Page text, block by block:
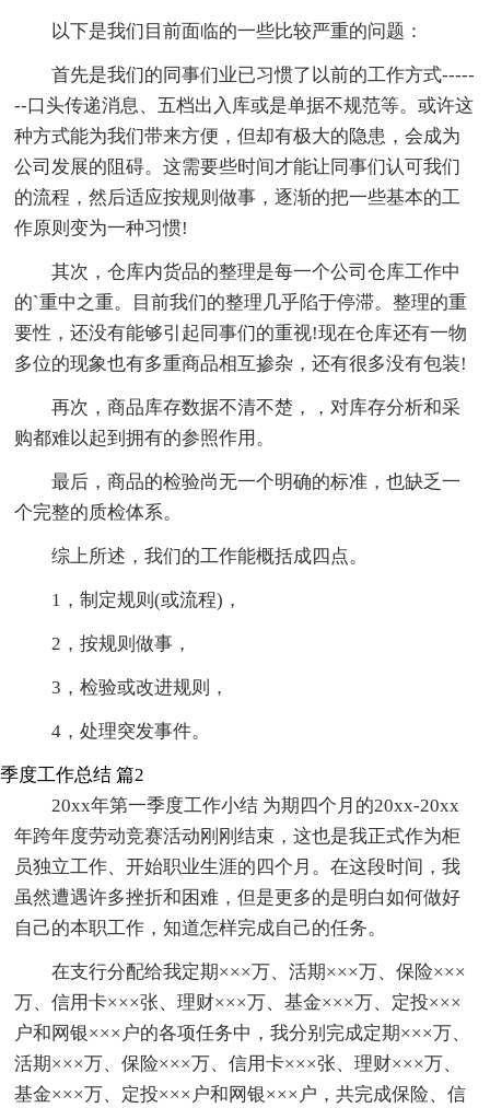
以下是我们目前面临的一些比较严重的问题：
首先是我们的同事们业已习惯了以前的工作方式-----
--口头传递消息、五档出入库或是单据不规范等。或许这
种方式能为我们带来方便，但却有极大的隐患，会成为
公司发展的阻碍。这需要些时间才能让同事们认可我们
的流程，然后适应按规则做事，逐渐的把一些基本的工
作原则变为一种习惯!
其次，仓库内货品的整理是每一个公司仓库工作中
的`重中之重。目前我们的整理几乎陷于停滞。整理的重
要性，还没有能够引起同事们的重视!现在仓库还有一物
多位的现象也有多重商品相互掺杂，还有很多没有包装!
再次，商品库存数据不清不楚，，对库存分析和采
购都难以起到拥有的参照作用。
最后，商品的检验尚无一个明确的标准，也缺乏一
个完整的质检体系。
综上所述，我们的工作能概括成四点。
1，制定规则(或流程)，
2，按规则做事，
3，检验或改进规则，
4，处理突发事件。
季度工作总结 篇2
20xx年第一季度工作小结 为期四个月的20xx-20xx
年跨年度劳动竞赛活动刚刚结束，这也是我正式作为柜
员独立工作、开始职业生涯的四个月。在这段时间，我
虽然遭遇许多挫折和困难，但是更多的是明白如何做好
自己的本职工作，知道怎样完成自己的任务。
在支行分配给我定期×××万、活期×××万、保险×××
万、信用卡×××张、理财×××万、基金×××万、定投×××
户和网银×××户的各项任务中，我分别完成定期×××万、
活期×××万、保险×××万、信用卡×××张、理财×××万、
基金×××万、定投×××户和网银×××户，共完成保险、信